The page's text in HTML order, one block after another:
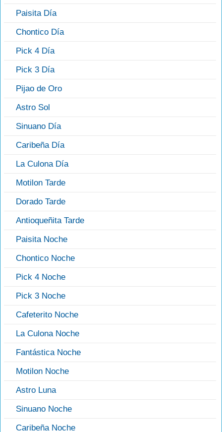
Paisita Día
Chontico Día
Pick 4 Día
Pick 3 Día
Pijao de Oro
Astro Sol
Sinuano Día
Caribeña Día
La Culona Día
Motilon Tarde
Dorado Tarde
Antioqueñita Tarde
Paisita Noche
Chontico Noche
Pick 4 Noche
Pick 3 Noche
Cafeterito Noche
La Culona Noche
Fantástica Noche
Motilon Noche
Astro Luna
Sinuano Noche
Caribeña Noche